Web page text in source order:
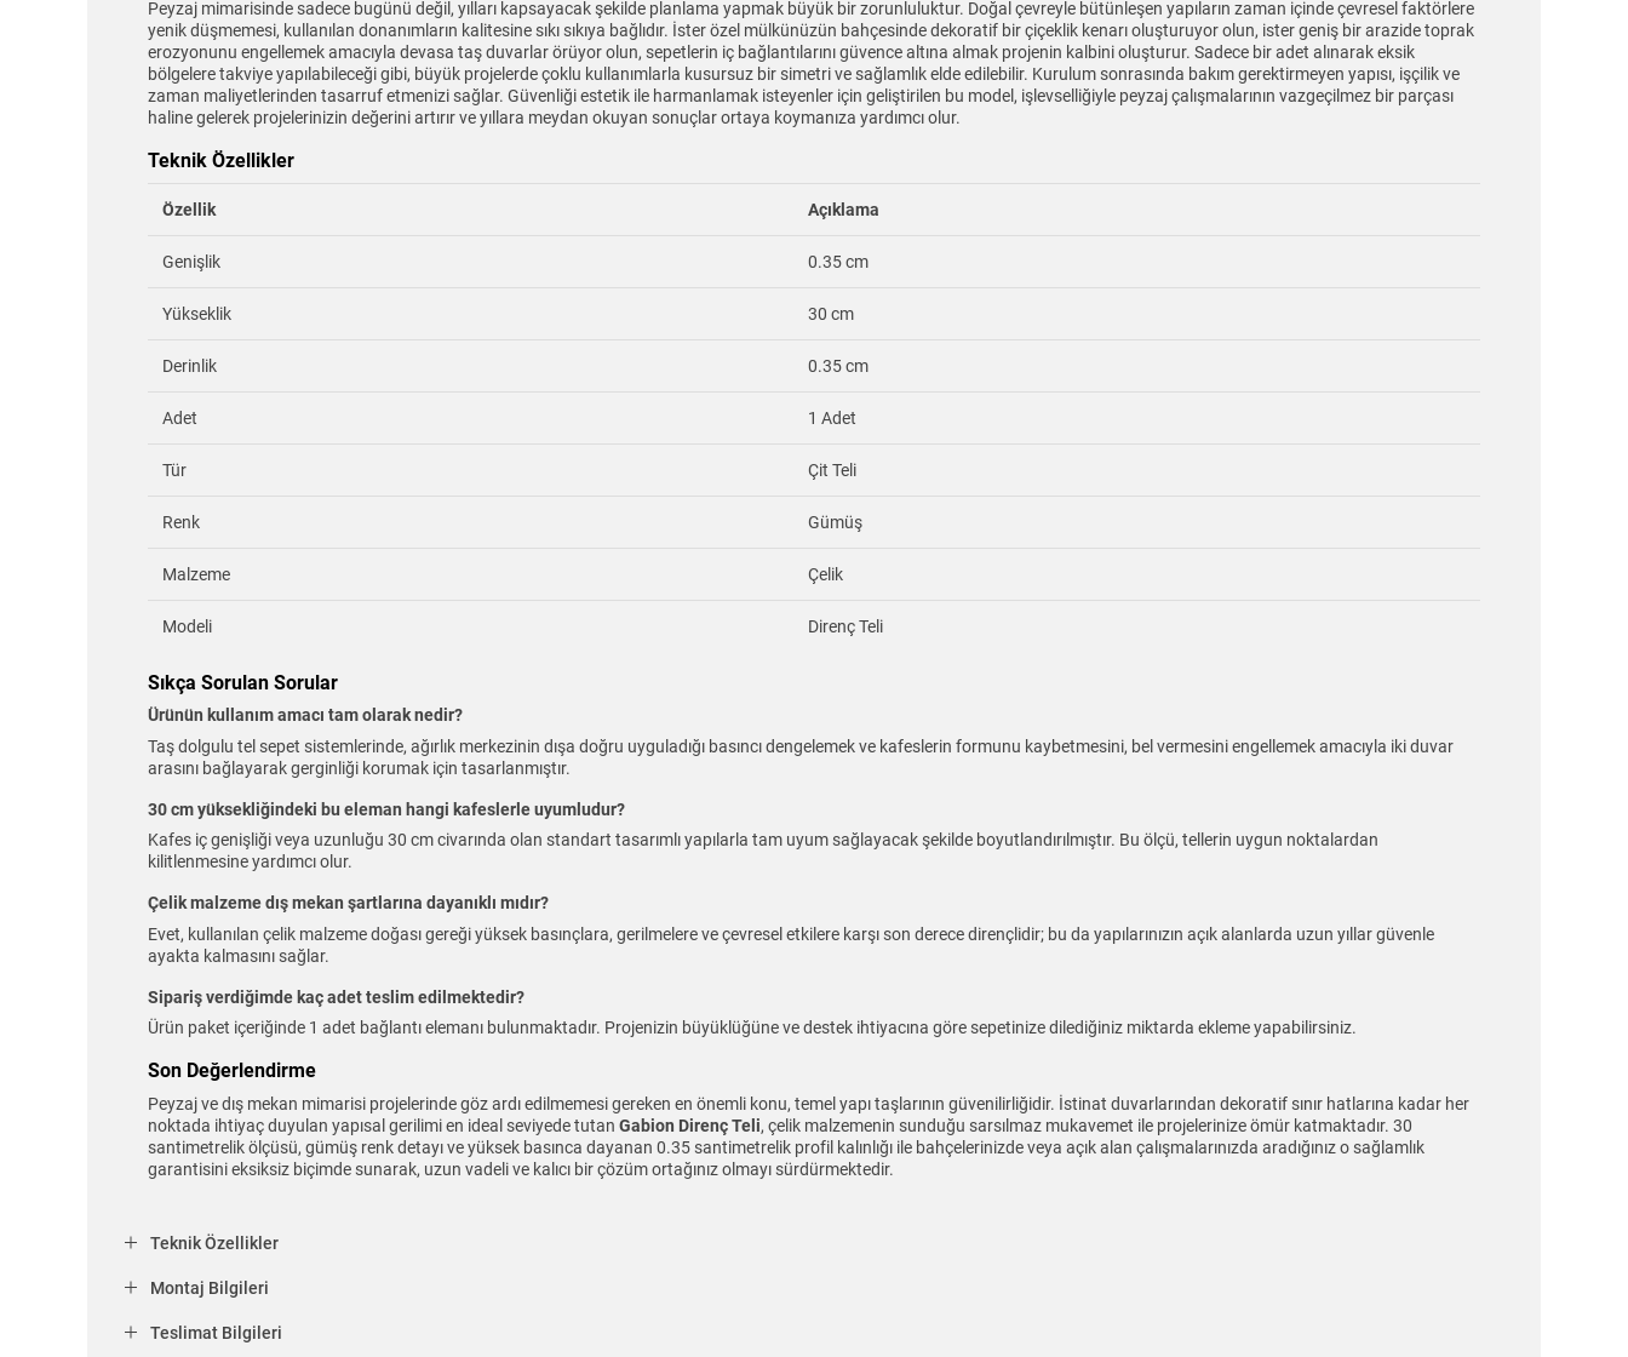
Peyzaj mimarisinde sadece bugünü değil, yılları kapsayacak şekilde planlama yapmak büyük bir zorunluluktur. Doğal çevreyle bütünleşen yapıların zaman içinde çevresel faktörlere
yenik düşmemesi, kullanılan donanımların kalitesine sıkı sıkıya bağlıdır. İster özel mülkünüzün bahçesinde dekoratif bir çiçeklik kenarı oluşturuyor olun, ister geniş bir arazide toprak
erozyonunu engellemek amacıyla devasa taş duvarlar örüyor olun, sepetlerin iç bağlantılarını güvence altına almak projenin kalbini oluşturur. Sadece bir adet alınarak eksik
bölgelere takviye yapılabileceği gibi, büyük projelerde çoklu kullanımlarla kusursuz bir simetri ve sağlamlık elde edilebilir. Kurulum sonrasında bakım gerektirmeyen yapısı, işçilik ve
zaman maliyetlerinden tasarruf etmenizi sağlar. Güvenliği estetik ile harmanlamak isteyenler için geliştirilen bu model, işlevselliğiyle peyzaj çalışmalarının vazgeçilmez bir parçası
haline gelerek projelerinizin değerini artırır ve yıllara meydan okuyan sonuçlar ortaya koymanıza yardımcı olur.
Teknik Özellikler
Özellik Açıklama
Genişlik 0.35 cm
Yükseklik 30 cm
Derinlik 0.35 cm
Adet 1 Adet
Tür Çit Teli
Renk Gümüş
Malzeme Çelik
Modeli Direnç Teli
Sıkça Sorulan Sorular
Ürünün kullanım amacı tam olarak nedir?
Taş dolgulu tel sepet sistemlerinde, ağırlık merkezinin dışa doğru uyguladığı basıncı dengelemek ve kafeslerin formunu kaybetmesini, bel vermesini engellemek amacıyla iki duvar
arasını bağlayarak gerginliği korumak için tasarlanmıştır.
30 cm yüksekliğindeki bu eleman hangi kafeslerle uyumludur?
Kafes iç genişliği veya uzunluğu 30 cm civarında olan standart tasarımlı yapılarla tam uyum sağlayacak şekilde boyutlandırılmıştır. Bu ölçü, tellerin uygun noktalardan
kilitlenmesine yardımcı olur.
Çelik malzeme dış mekan şartlarına dayanıklı mıdır?
Evet, kullanılan çelik malzeme doğası gereği yüksek basınçlara, gerilmelere ve çevresel etkilere karşı son derece dirençlidir; bu da yapılarınızın açık alanlarda uzun yıllar güvenle
ayakta kalmasını sağlar.
Sipariş verdiğimde kaç adet teslim edilmektedir?
Ürün paket içeriğinde 1 adet bağlantı elemanı bulunmaktadır. Projenizin büyüklüğüne ve destek ihtiyacına göre sepetinize dilediğiniz miktarda ekleme yapabilirsiniz.
Son Değerlendirme
Peyzaj ve dış mekan mimarisi projelerinde göz ardı edilmemesi gereken en önemli konu, temel yapı taşlarının güvenilirliğidir. İstinat duvarlarından dekoratif sınır hatlarına kadar her
noktada ihtiyaç duyulan yapısal gerilimi en ideal seviyede tutan Gabion Direnç Teli, çelik malzemenin sunduğu sarsılmaz mukavemet ile projelerinize ömür katmaktadır. 30
santimetrelik ölçüsü, gümüş renk detayı ve yüksek basınca dayanan 0.35 santimetrelik profil kalınlığı ile bahçelerinizde veya açık alan çalışmalarınızda aradığınız o sağlamlık
garantisini eksiksiz biçimde sunarak, uzun vadeli ve kalıcı bir çözüm ortağınız olmayı sürdürmektedir.
Teknik Özellikler
Montaj Bilgileri
Teslimat Bilgileri